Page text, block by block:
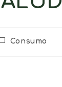
Consumo